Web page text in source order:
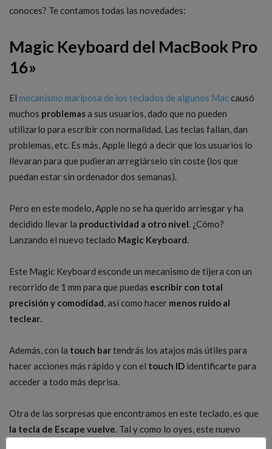
conoces? Te contamos todas las novedades:
Magic Keyboard del MacBook Pro
16»
El mecanismo mariposa de los teclados de algunos Mac causó
muchos problemasa sus usuarios, dado que no pueden
utilizarlo para escribir con normalidad. Las teclas fallan, dan
problemas, etc. Es más, Apple llegó a decir que los usuarios lo
llevaran para que pudieran arreglárselo sin coste (los que
puedan estar sin ordenador dos semanas).
Pero en este modelo, Apple no se ha querido arriesgar y ha
decidido llevar la productividad a otro nivel . ¿Cómo?
Lanzando el nuevo teclado Magic Keyboard
Este Magic Keyboard esconde un mecanismo de tijera con un
recorrido de 1 mm para que puedas escribir con total
precisión y comodidad , así como hacer menos ruido al
teclear
Además, con la touch bartendrás los atajos más útiles para
hacer acciones más rápido y con el touch ID identificarte para
acceder a todo más deprisa.
Otra de las sorpresas que encontramos en este teclado, es que
la tecla de Escape vuelve . Tal y como lo oyes, este nuevo